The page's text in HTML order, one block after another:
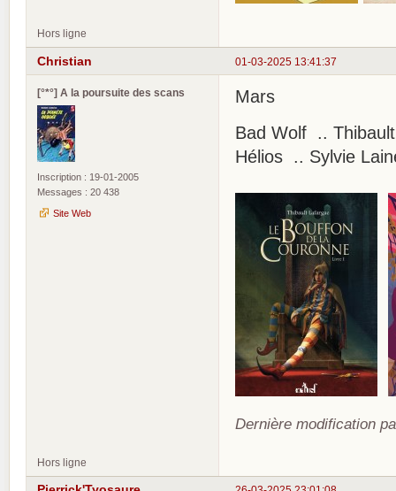
Hors ligne
01-03-2025 13:41:37
Christian
[°*°] A la poursuite des scans
Inscription : 19-01-2005
Messages : 20 438
Site Web
Mars
Bad Wolf ..
Hélios .. Sylvie
Dernière modification
Hors ligne